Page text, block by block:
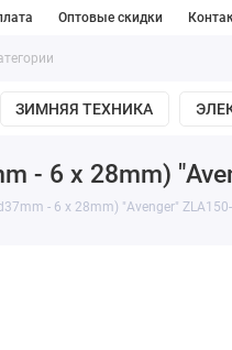
Оптовые скидки
ЗИМНЯЯ ТЕХНИКА
- 6 x 28mm)
- 6 x 28mm) "Avenger"